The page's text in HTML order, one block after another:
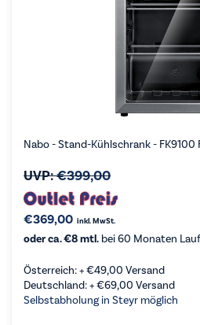
Nabo - Stand-Kühlschrank -
UVP:€399,00
€369,00 inkl. MwSt.
oder ca. €8 mtl. bei 60 Monaten
Österreich: +€49,00 Versand
Deutschland: +€69,00 Versand
Selbstabholung in Steyr möglich